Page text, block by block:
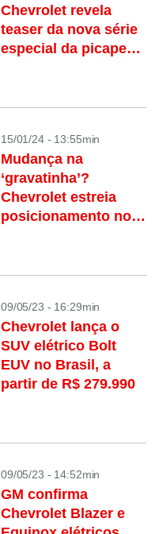
Chevrolet revela
teaser da nova série
especial da picape
15/01/24 - 13:55min
Mudança na
‘gravatinha’?
Chevrolet estreia
posicionamento no
09/05/23 - 16:29min
Chevrolet lança o
SUV elétrico Bolt
EUV no Brasil, a
partir de R$ 279.990
09/05/23 - 14:52min
GM confirma
Chevrolet Blazer e